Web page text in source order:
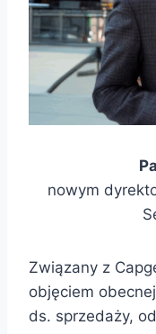
nowym
Związany z
objęciem
ds. sprzedaży,